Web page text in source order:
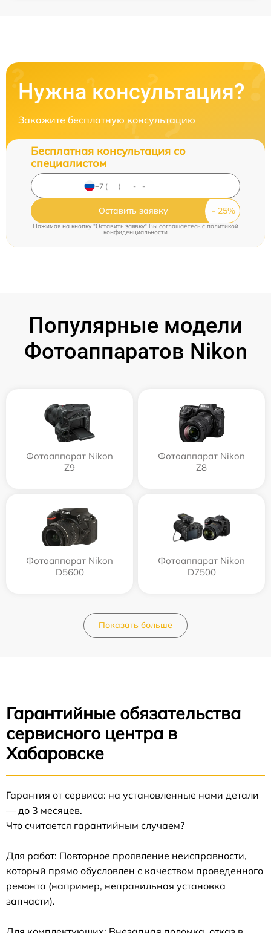
Нужна консультация?
Закажите бесплатную консультацию
Бесплатная консультация со
специалистом
Оставить заявку
Нажимая на кнопку "Оставить заявку" Вы соглашаетесь cполитикой
конфиденциальности
Популярные модели
Фотоаппаратов Nikon
Фотоаппарат Nikon
Z9
Фотоаппарат Nikon
Z8
Фотоаппарат Nikon
D5600
Фотоаппарат Nikon
D7500
Показать больше
Гарантийные обязательства
сервисного центра в
Хабаровске
Гарантия от сервиса: на установленные нами детали
— до 3 месяцев.
Что считается гарантийным случаем?
Для работ: Повторное проявление неисправности,
который прямо обусловлен с качеством проведенного
ремонта (например, неправильная установка
запчасти).